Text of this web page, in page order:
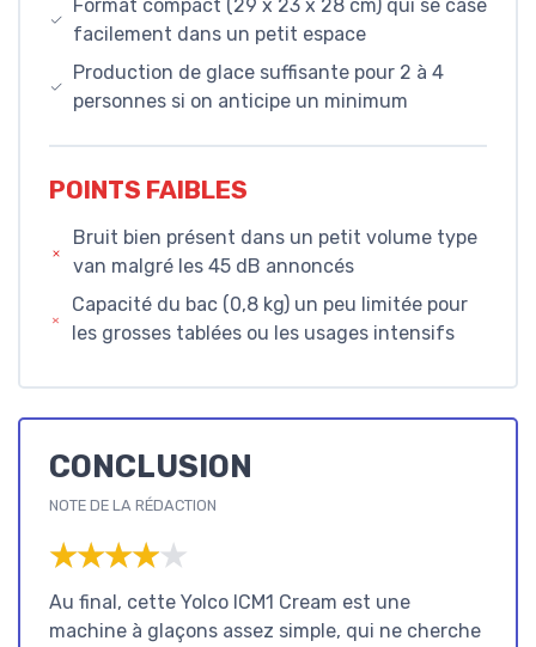
Format compact (29 x 23 x 28 cm) qui se case
facilement dans un petit espace
Production de glace suffisante pour 2 à 4
personnes si on anticipe un minimum
POINTS FAIBLES
Bruit bien présent dans un petit volume type
van malgré les 45 dB annoncés
Capacité du bac (0,8 kg) un peu limitée pour
les grosses tablées ou les usages intensifs
CONCLUSION
NOTE DE LA RÉDACTION
★★★★★
★★★★★
Au final, cette Yolco ICM1 Cream est une
machine à glaçons assez simple, qui ne cherche